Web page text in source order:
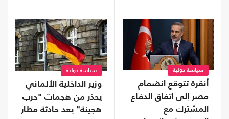
سياسة دولية
أنقرة تتوقع انضمام
مصر إلى اتفاق الدفاع
المشترك مع
سياسة دولية
وزير الداخلية الألماني
يحذر من هجمات "حرب
هجينة" بعد حادثة مطار